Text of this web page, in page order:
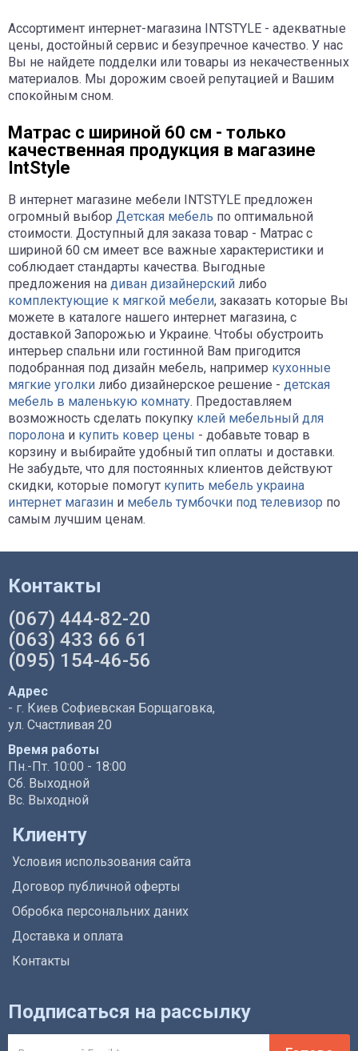
Ассортимент интернет-магазина INTSTYLE - адекватные
цены, достойный сервис и безупречное качество. У нас
Вы не найдете подделки или товары из некачественных
материалов. Мы дорожим своей репутацией и Вашим
спокойным сном.
Матрас с шириной 60 см - только
качественная продукция в магазине
IntStyle
В интернет магазине мебели INTSTYLE предложен
огромный выбор Детская мебель по оптимальной
стоимости. Доступный для заказа товар - Матрас с
шириной 60 см имеет все важные характеристики и
соблюдает стандарты качества. Выгодные
предложения на диван дизайнерский либо
комплектующие к мягкой мебели, заказать которые Вы
можете в каталоге нашего интернет магазина, с
доставкой Запорожью и Украине. Чтобы обустроить
интерьер спальни или гостинной Вам пригодится
подобранная под дизайн мебель, например кухонные
мягкие уголки либо дизайнерское решение - детская
мебель в маленькую комнату. Предоставляем
возможность сделать покупку клей мебельный для
поролона и купить ковер цены - добавьте товар в
корзину и выбирайте удобный тип оплаты и доставки.
Не забудьте, что для постоянных клиентов действуют
скидки, которые помогут купить мебель украина
интернет магазин и мебель тумбочки под телевизор по
самым лучшим ценам.
Контакты
(067) 444-82-20
(063) 433 66 61
(095) 154-46-56
Адрес
- г. Киев Софиевская Борщаговка,
ул. Счастливая 20
Время работы
Пн.-Пт. 10:00 - 18:00
Сб. Выходной
Вс. Выходной
Клиенту
Условия использования сайта
Договор публичной оферты
Обробка персональних даних
Доставка и оплата
Контакты
Подписаться на рассылку